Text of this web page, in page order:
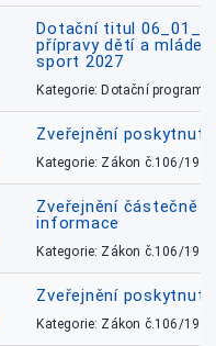
Dotační titul
přípravy dětí a
sport 2027
Kategorie: Dotační
Zveřejnění
Kategorie: Zákon č.106/1999
Zveřejnění částečně
informace
Kategorie: Zákon č.106/1999
Zveřejnění
Kategorie: Zákon č.106/1999